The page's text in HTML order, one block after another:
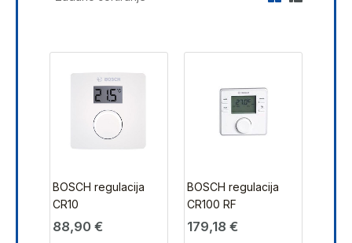
BOSCH regulacija
CR10
88,90 €
BOSCH regulacija
CR100 RF
179,18 €